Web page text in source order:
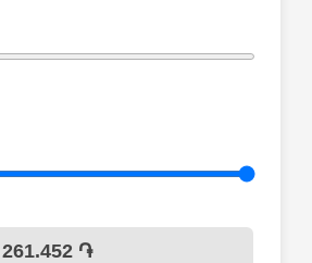
261.452 ֏